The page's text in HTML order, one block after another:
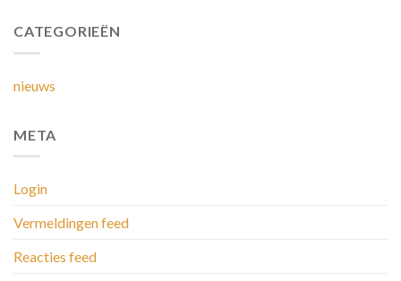
CATEGORIEËN
nieuws
META
Login
Vermeldingen feed
Reacties feed